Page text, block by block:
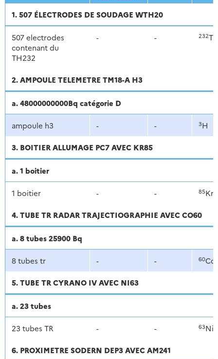
1. 507 ÉLECTRODES DE SOUDAGE WTH20
507 electrodes
contenant du
TH232
- - 232Th
2. AMPOULE TELEMETRE TM18-A H3
a. 48000000000Bq catégorie D
ampoule h3 - - 3H
3. BOITIER ALLUMAGE PC7 AVEC KR85
a. 1 boitier
1 boitier - - 85Kr
4. TUBE TR RADAR TRAJECTIOGRAPHIE AVEC CO60
a. 8 tubes 25900 Bq
8 tubes tr - - 60Co
5. TUBE TR CYRANO IV AVEC NI63
a. 23 tubes
23 tubes TR - - 63Ni
6. PROXIMETRE SODERN DEP3 AVEC AM241